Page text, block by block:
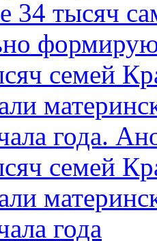
34 тысяч
семей
года.
семей
года